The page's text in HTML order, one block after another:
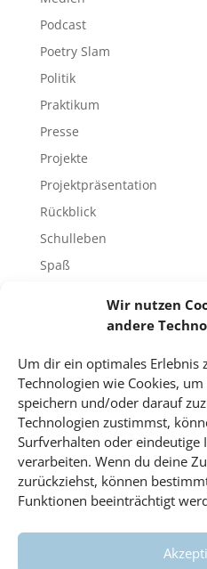
Wir nutzen
andere
Um dir ein optimales Erlebnis
Technologien wie Cookies,
speichern und/oder darauf
Technologien zustimmst,
Surfverhalten oder eindeutige
verarbeiten. Wenn du deine
zurückziehst, können
Funktionen beeinträchtigt
Podcast
Poetry Slam
Politik
Praktikum
Presse
Projekte
Projektpräsentation
Rückblick
Schulleben
Spaß
Unbekannte Orte
Uncategorized
Unterricht
Video
Veranstaltungen
Vorträge
Wahlfach